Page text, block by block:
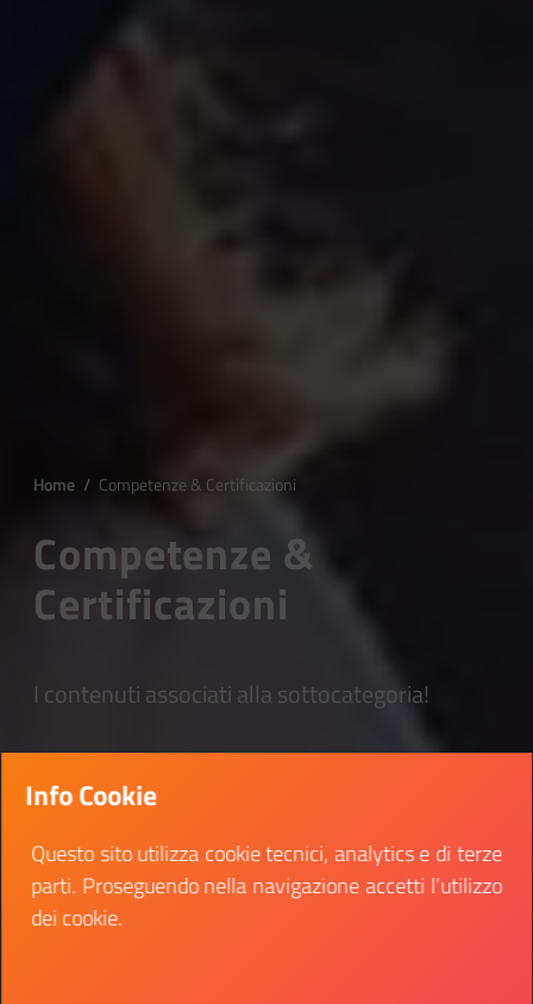
Home / Competenze & Certificazioni
Competenze &
Certificazioni
I contenuti associati alla sottocategoria!
Info Cookie
Questo sito utilizza cookie tecnici, analytics e di terze
parti. Proseguendo nella navigazione accetti l’utilizzo
dei cookie.